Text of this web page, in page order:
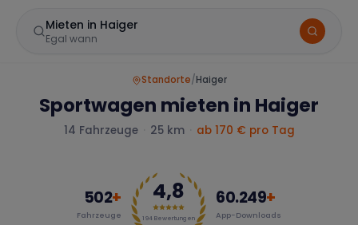
Mieten in Haiger
Egal wann
Marke
Standorte/Haiger
Sportwagen mieten in Haiger
14 Fahrzeuge 25 km ab 170 € pro Tag
502+
Fahrzeuge
4,8
194Bewertungen
60.249+
App-Downloads